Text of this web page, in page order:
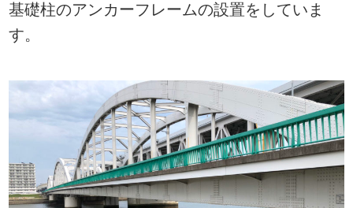
基礎柱のアンカーフレームの設置をしていま
す。